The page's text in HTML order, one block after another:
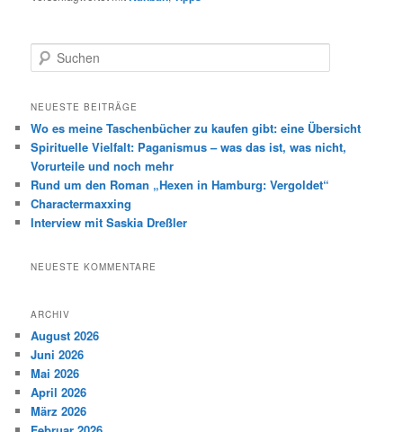
u
h
n
NEUESTE BEITRÄGE
Wo es meine Taschenbücher zu kaufen gibt: eine Übersicht
Spirituelle Vielfalt: Paganismus – was das ist, was nicht,
Vorurteile und noch mehr
Rund um den Roman „Hexen in Hamburg: Vergoldet“
Charactermaxxing
Interview mit Saskia Dreßler
NEUESTE KOMMENTARE
ARCHIV
August 2026
Juni 2026
Mai 2026
April 2026
März 2026